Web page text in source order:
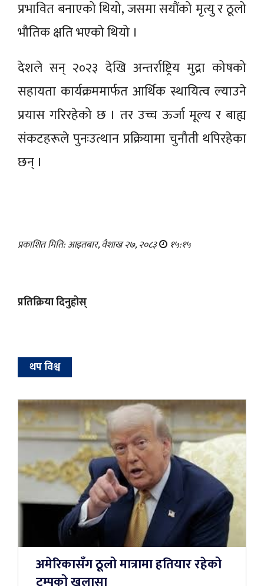
प्रभावित बनाएको थियो, जसमा सयौंको मृत्यु र ठूलो
भौतिक क्षति भएको थियो ।
देशले सन् २०२३ देखि अन्तर्राष्ट्रिय मुद्रा कोषको
सहायता कार्यक्रममार्फत आर्थिक स्थायित्व ल्याउने
प्रयास गरिरहेको छ । तर उच्च ऊर्जा मूल्य र बाह्य
संकटहरूले पुनःउत्थान प्रक्रियामा चुनौती थपिरहेका
छन् ।
प्रकाशित मिति: आइतबार, वैशाख २७, २०८३ १५:१५
प्रतिक्रिया दिनुहोस्
थप विश्व
अमेरिकासँग ठूलो मात्रामा हतियार रहेको